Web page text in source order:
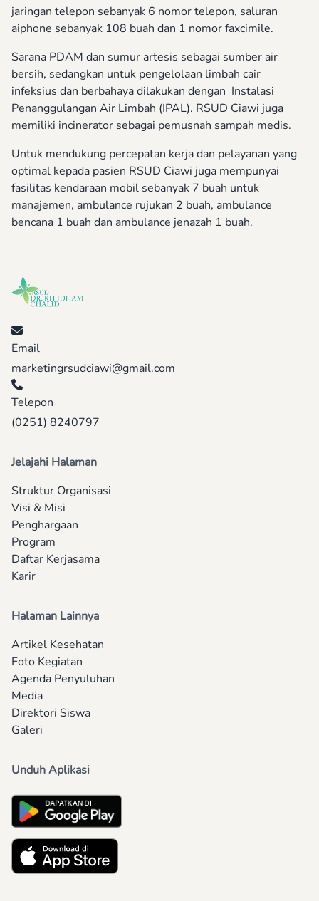
jaringan telepon sebanyak 6 nomor telepon, saluran
aiphone sebanyak 108 buah dan 1 nomor faxcimile.
Sarana PDAM dan sumur artesis sebagai sumber air
bersih, sedangkan untuk pengelolaan limbah cair
infeksius dan berbahaya dilakukan dengan Instalasi
Penanggulangan Air Limbah (IPAL). RSUD Ciawi juga
memiliki incinerator sebagai pemusnah sampah medis.
Untuk mendukung percepatan kerja dan pelayanan yang
optimal kepada pasien RSUD Ciawi juga mempunyai
fasilitas kendaraan mobil sebanyak 7 buah untuk
manajemen, ambulance rujukan 2 buah, ambulance
bencana 1 buah dan ambulance jenazah 1 buah.
Email
marketingrsudciawi@gmail.com
Telepon
(0251) 8240797
Jelajahi Halaman
Struktur Organisasi
Visi & Misi
Penghargaan
Program
Daftar Kerjasama
Karir
Halaman Lainnya
Artikel Kesehatan
Foto Kegiatan
Agenda Penyuluhan
Media
Direktori Siswa
Galeri
Unduh Aplikasi